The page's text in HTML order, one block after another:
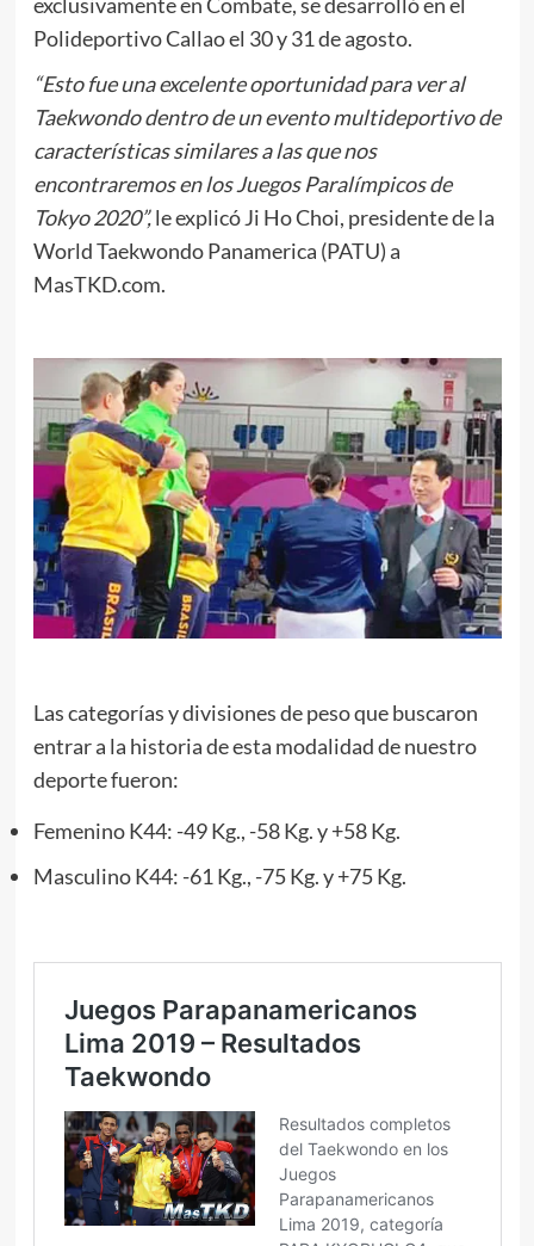
Polideportivo Callao el 30 y 31 de agosto.
“Esto fue una excelente oportunidad para ver al
Taekwondo dentro de un evento multideportivo de
características similares a las que nos
encontraremos en los Juegos Paralímpicos de
Tokyo 2020”,le explicó Ji Ho Choi, presidente de la
World Taekwondo Panamerica (PATU) a
MasTKD.com.
Las categorías y divisiones de peso que buscaron
entrar a la historia de esta modalidad de nuestro
deporte fueron:
Femenino K44: -49 Kg., -58 Kg. y +58 Kg.
Masculino K44: -61 Kg., -75 Kg. y +75 Kg.